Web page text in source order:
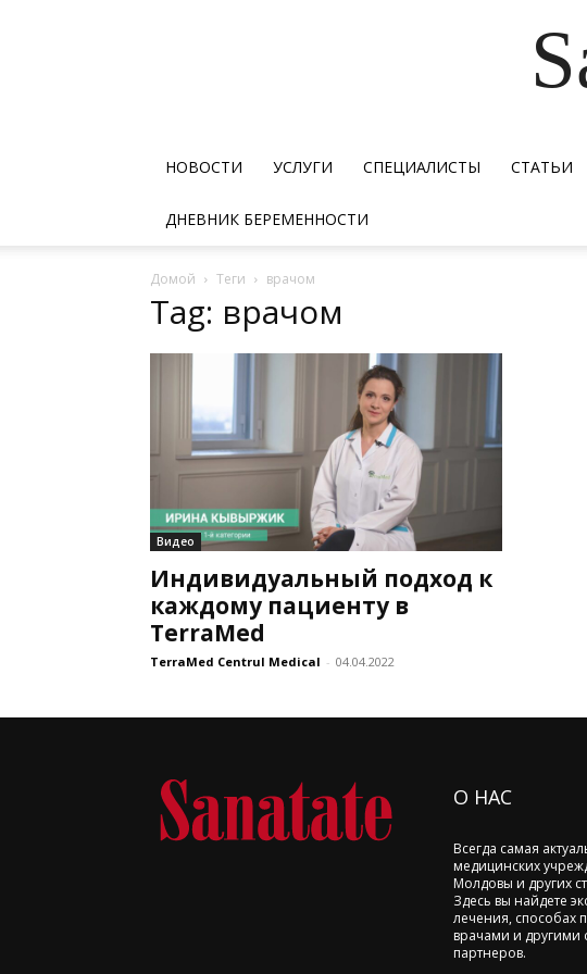
НОВОСТИ УСЛУГИ СПЕЦИАЛИСТЫ СТАТЬИ
ДНЕВНИК БЕРЕМЕННОСТИ
Домой Теги врачом
Tag: врачом
Видео
Индивидуальный подход к
каждому пациенту в
TerraMed
TerraMed Centrul Medical - 04.04.2022
О НАС
Всегда самая
медицинских
Молдовы и других
Здесь вы найдете
лечения, способах
врачами и другими
партнеров.